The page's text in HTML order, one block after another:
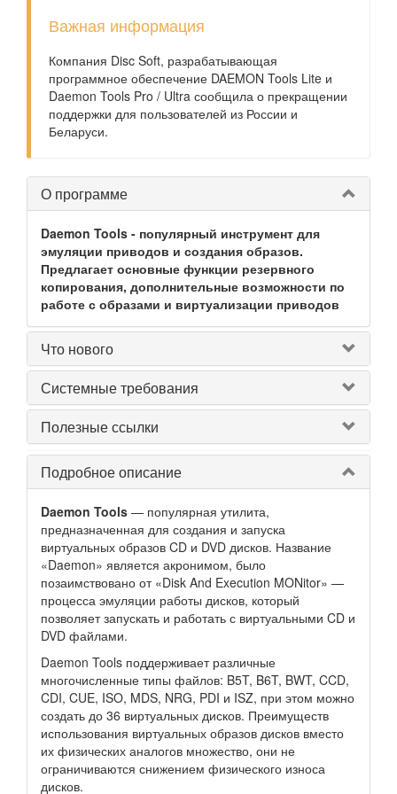
Важная информация
Компания Disc Soft, разрабатывающая
программное обеспечение DAEMON Tools Lite и
Daemon Tools Pro / Ultra сообщила о прекращении
поддержки для пользователей из России и
Беларуси.
О программе
Daemon Tools - популярный инструмент для
эмуляции приводов и создания образов.
Предлагает основные функции резервного
копирования, дополнительные возможности по
работе с образами и виртуализации приводов
Что нового
Системные требования
Полезные ссылки
Подробное описание
Daemon Tools — популярная утилита,
предназначенная для создания и запуска
виртуальных образов CD и DVD дисков. Название
«Daemon» является акронимом, было
позаимствовано от «Disk And Execution MONitor» —
процесса эмуляции работы дисков, который
позволяет запускать и работать с виртуальными CD и
DVD файлами.
Daemon Tools поддерживает различные
многочисленные типы файлов: B5T, B6T, BWT, CCD,
CDI, CUE, ISO, MDS, NRG, PDI и ISZ, при этом можно
создать до 36 виртуальных дисков. Преимуществ
использования виртуальных образов дисков вместо
их физических аналогов множество, они не
ограничиваются снижением физического износа
дисков.